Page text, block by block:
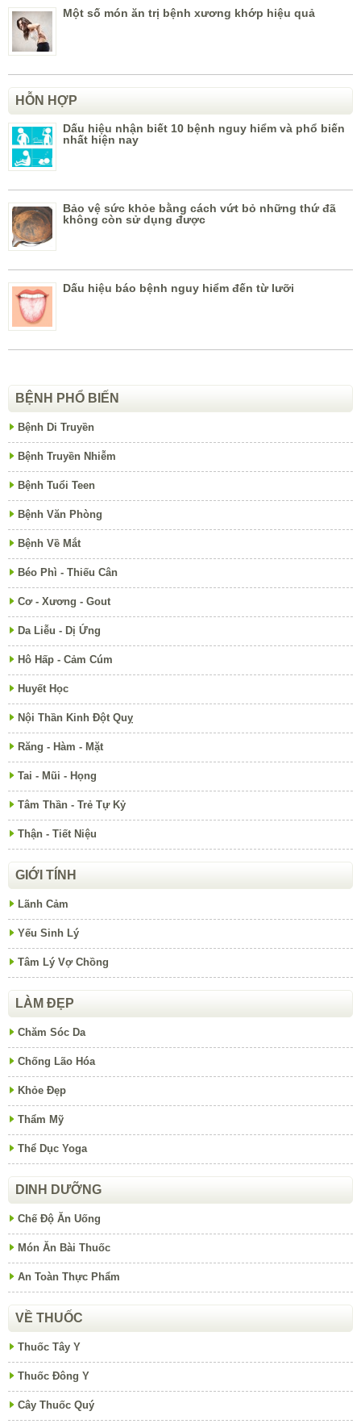
Một số món ăn trị bệnh xương khớp hiệu quả
HỖN HỢP
Dấu hiệu nhận biết 10 bệnh nguy hiểm và phổ biến
nhất hiện nay
Bảo vệ sức khỏe bằng cách vứt bỏ những thứ đã
không còn sử dụng được
Dấu hiệu báo bệnh nguy hiểm đến từ lưỡi
BỆNH PHỔ BIẾN
Bệnh Di Truyền
Bệnh Truyền Nhiễm
Bệnh Tuổi Teen
Bệnh Văn Phòng
Bệnh Về Mắt
Béo Phì - Thiếu Cân
Cơ - Xương - Gout
Da Liễu - Dị Ứng
Hô Hấp - Cảm Cúm
Huyết Học
Nội Thần Kinh Đột Quỵ
Răng - Hàm - Mặt
Tai - Mũi - Họng
Tâm Thần - Trẻ Tự Kỷ
Thận - Tiết Niệu
GIỚI TÍNH
Lãnh Cảm
Yếu Sinh Lý
Tâm Lý Vợ Chồng
LÀM ĐẸP
Chăm Sóc Da
Chống Lão Hóa
Khỏe Đẹp
Thẩm Mỹ
Thể Dục Yoga
DINH DƯỠNG
Chế Độ Ăn Uống
Món Ăn Bài Thuốc
An Toàn Thực Phẩm
VỀ THUỐC
Thuốc Tây Y
Thuốc Đông Y
Cây Thuốc Quý